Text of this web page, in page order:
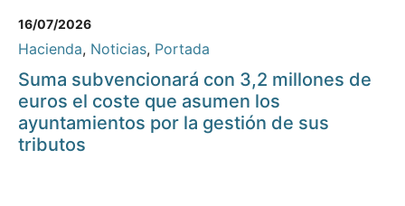
16/07/2026
Hacienda, Noticias, Portada
Suma subvencionará con 3,2 millones de
euros el coste que asumen los
ayuntamientos por la gestión de sus
tributos